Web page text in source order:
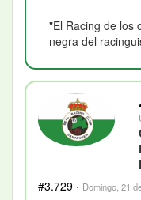
"El Racing de los
negra del
#3.729 · Domingo, 21